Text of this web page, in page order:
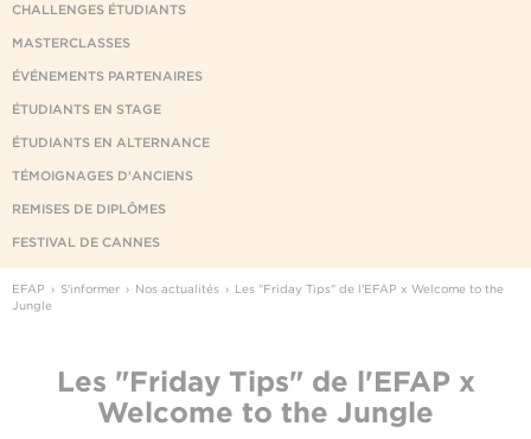
CHALLENGES ÉTUDIANTS
MASTERCLASSES
ÉVÉNEMENTS PARTENAIRES
ÉTUDIANTS EN STAGE
ÉTUDIANTS EN ALTERNANCE
TÉMOIGNAGES D'ANCIENS
REMISES DE DIPLÔMES
FESTIVAL DE CANNES
EFAP S'informer Nos actualités
Les "Friday Tips" de l'EFAP x Welcome to the
Jungle
Les "Friday Tips" de l'EFAP x
Welcome to the Jungle